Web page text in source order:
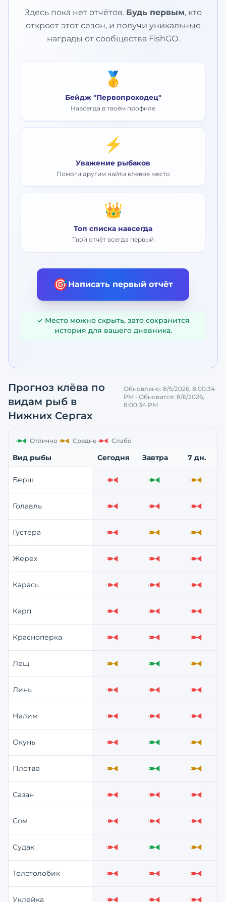
Здесь пока нет отчётов. Будь первым, кто
откроет этот сезон, и получи уникальные
награды от сообщества FishGO.
🥇
Бейдж "Первопроходец"
Навсегда в твоём профиле
⚡
Уважение рыбаков
Помоги другим найти клевое место
👑
Топ списка навсегда
Твой отчёт всегда первый
🎯Написать первый отчёт
✓ Место можно скрыть, зато сохранится
история для вашего дневника.
Прогноз клёва по
видам рыб в
Нижних Сергах
Обновлено: 8/5/2026, 8:00:34
PM • Обновится: 8/6/2026,
8:00:34 PM
Отлично Средне Слабо
Вид рыбы Сегодня Завтра 7 дн.
Берш Слабо Отлично Средне
Голавль Слабо Слабо Слабо
Густера Слабо Средне Средне
Жерех Слабо Слабо Слабо
Карась Слабо Слабо Слабо
Карп Слабо Слабо Слабо
Краснопёрка Слабо Слабо Слабо
Лещ Средне Отлично Средне
Линь Слабо Слабо Слабо
Налим Слабо Слабо Слабо
Окунь Слабо Отлично Средне
Плотва Средне Отлично Средне
Сазан Слабо Слабо Слабо
Сом Слабо Слабо Слабо
Судак Слабо Отлично Средне
Толстолобик Слабо Слабо Слабо
Уклейка